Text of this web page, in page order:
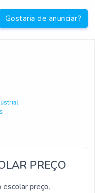
Gostaria de anunciar?
PREÇO
preço,